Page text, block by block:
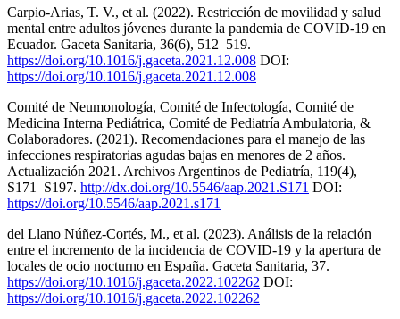
Carpio-Arias, T. V., et al. (2022). Restricción de movilidad y salud
mental entre adultos jóvenes durante la pandemia de COVID-19 en
Ecuador. Gaceta Sanitaria, 36(6), 512–519.
https://doi.org/10.1016/j.gaceta.2021.12.008 DOI:
https://doi.org/10.1016/j.gaceta.2021.12.008
Comité de Neumonología, Comité de Infectología, Comité de
Medicina Interna Pediátrica, Comité de Pediatría Ambulatoria, &
Colaboradores. (2021). Recomendaciones para el manejo de las
infecciones respiratorias agudas bajas en menores de 2 años.
Actualización 2021. Archivos Argentinos de Pediatría, 119(4),
S171–S197. http://dx.doi.org/10.5546/aap.2021.S171 DOI:
https://doi.org/10.5546/aap.2021.s171
del Llano Núñez-Cortés, M., et al. (2023). Análisis de la relación
entre el incremento de la incidencia de COVID-19 y la apertura de
locales de ocio nocturno en España. Gaceta Sanitaria, 37.
https://doi.org/10.1016/j.gaceta.2022.102262 DOI:
https://doi.org/10.1016/j.gaceta.2022.102262